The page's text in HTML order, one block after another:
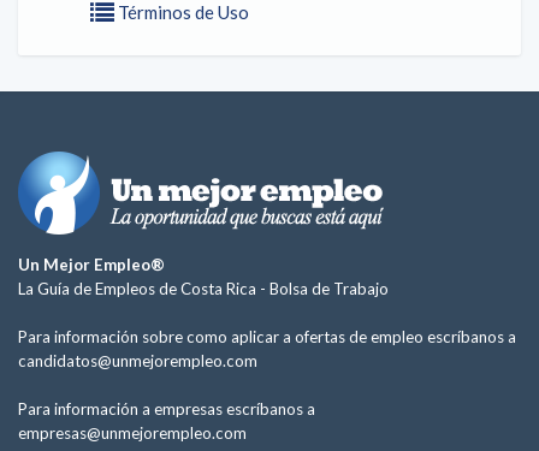
Términos de Uso
Un Mejor Empleo®
La Guía de Empleos de Costa Rica - Bolsa de Trabajo
Para información sobre como aplicar a ofertas de empleo escríbanos a
candidatos@unmejorempleo.com
Para información a empresas escríbanos a
empresas@unmejorempleo.com